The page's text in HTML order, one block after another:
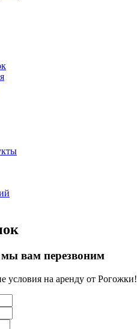
мы вам перезвоним
условия на аренду от Рогожки!